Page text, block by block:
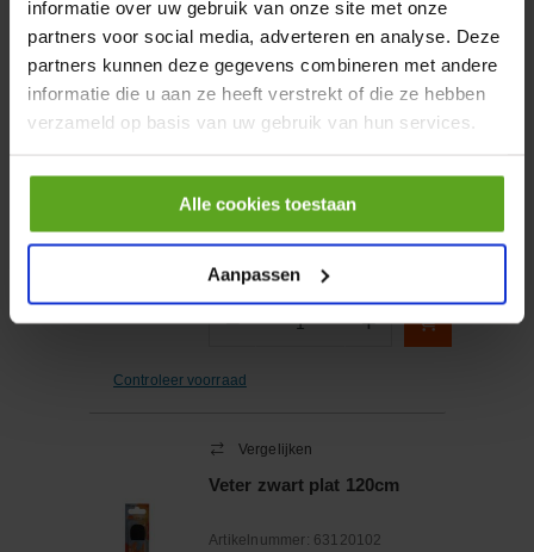
informatie over uw gebruik van onze site met onze
partners voor social media, adverteren en analyse. Deze
partners kunnen deze gegevens combineren met andere
informatie die u aan ze heeft verstrekt of die ze hebben
verzameld op basis van uw gebruik van hun services.
Alle cookies toestaan
Aanpassen
Controleer voorraad
Vergelijken
Grisport inlegzool medium -
38
Merknaam:Grisport
− Aantal +
Controleer voorraad
Vergelijken
Veter zwart plat 120cm
Artikelnummer: 63120102